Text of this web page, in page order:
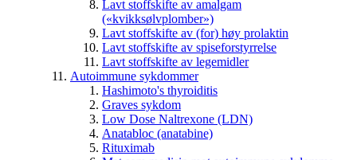
Lavt stoffskifte av amalgam
(«kvikksølvplomber»)
Lavt stoffskifte av (for) høy prolaktin
Lavt stoffskifte av spiseforstyrrelse
Lavt stoffskifte av legemidler
Autoimmune sykdommer
Hashimoto's thyroiditis
Graves sykdom
Low Dose Naltrexone (LDN)
Anatabloc (anatabine)
Rituximab